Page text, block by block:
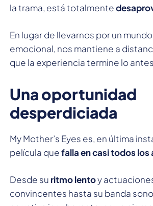
la trama, está totalmente
En lugar de llevarnos por un
emocional, nos mantiene a
que la experiencia termine lo
Una oportunidad
desperdiciada
My Mother’s Eyes es, en última
película quefalla en casi todos los
Desde su ritmo lentoy
convincentes hasta su banda